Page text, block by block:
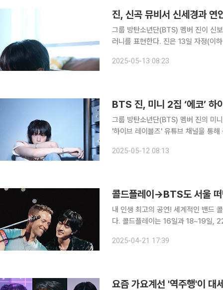
진, 신곡 뮤비서 신세경과
그룹 방탄소년단(BTS) 멤버 진이 신
러니를 표현한다. 진은 13일 자정(이하 한국시간) 팀 공식 사회관계망서비스(SNS)에 미니 2집 ‘에
공개했다. 포스터에는 사랑의 끝자락
2025-05-13 08:23
BTS 진, 미니 2집 ‘에코’ 하
그룹 방탄소년단(BTS) 멤버 진의 미
'하이브 레이블즈' 유튜브 채널을 통해 공개됐다. 타이틀곡 ‘돈트 세이 유 러
서정적인 멜로디의 팝(Pop)부터
2025-05-12 08:13
내 인생 최고의 공연! 세계적인 밴드 콜드플레이의 내한 공연이 심상찮은 반응을 자아내고 있습니
다. 콜드플레이는 16일과 18~19일, 22일, 24~25일까지 총 엿새에 걸쳐 내한 공연을 펼치는데요.
넘는 앨범 판매를 기록한 21세기 가장
2025-04-21 17:39